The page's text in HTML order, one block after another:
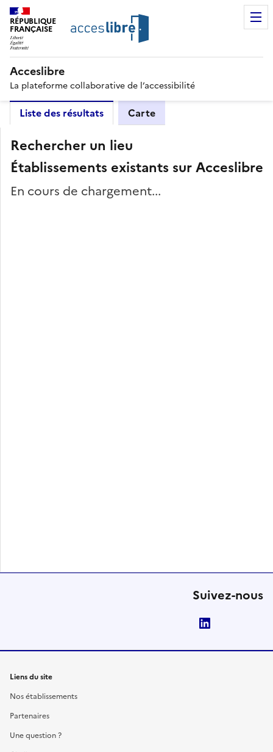
RÉPUBLIQUE
FRANÇAISE
Acceslibre
La plateforme collaborative de l’accessibilité
Liste des résultats Carte
Rechercher un lieu
Établissements existants sur Acceslibre
En cours de chargement...
Suivez-nous
Liens du site
Nos établissements
Partenaires
Une question ?